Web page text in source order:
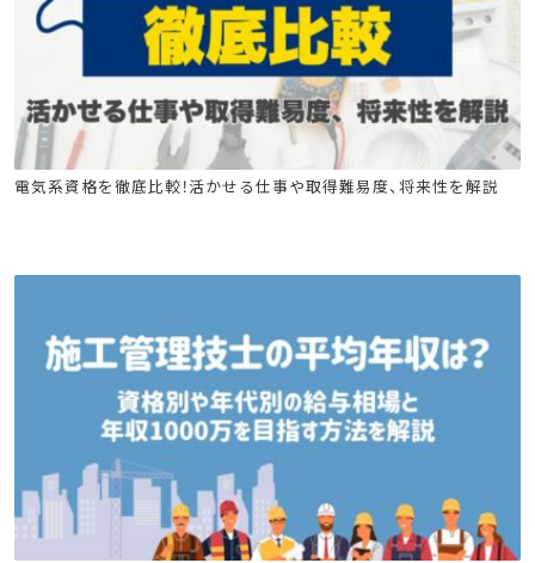
電気工事施工管理技士 電気通信工事施工管理技士
電気工事士
電気系資格を徹底比較！活かせる仕事や取得難易度、将来性を解説